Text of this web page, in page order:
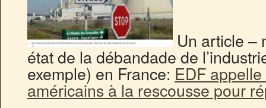
Un article
état de la débandade de
exemple) en France: EDF
américains à la rescousse pour